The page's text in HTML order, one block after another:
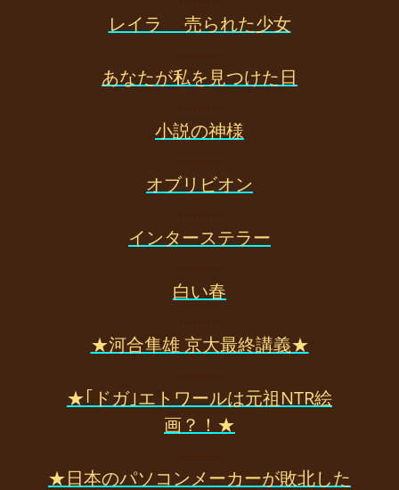
レイラ 売られた少女
あなたが私を見つけた日
小説の神様
オブリビオン
インターステラー
白い春
★河合隼雄 京大最終講義★
★｢ドガ｣エトワールは元祖NTR絵
画？！★
★日本のパソコンメーカーが敗北した